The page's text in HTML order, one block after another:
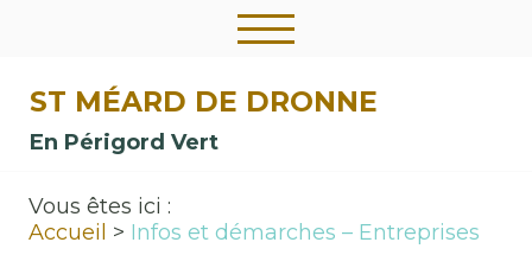
ST MÉARD DE DRONNE
En Périgord Vert
Vous êtes ici :
Accueil
Infos et démarches – Entreprises